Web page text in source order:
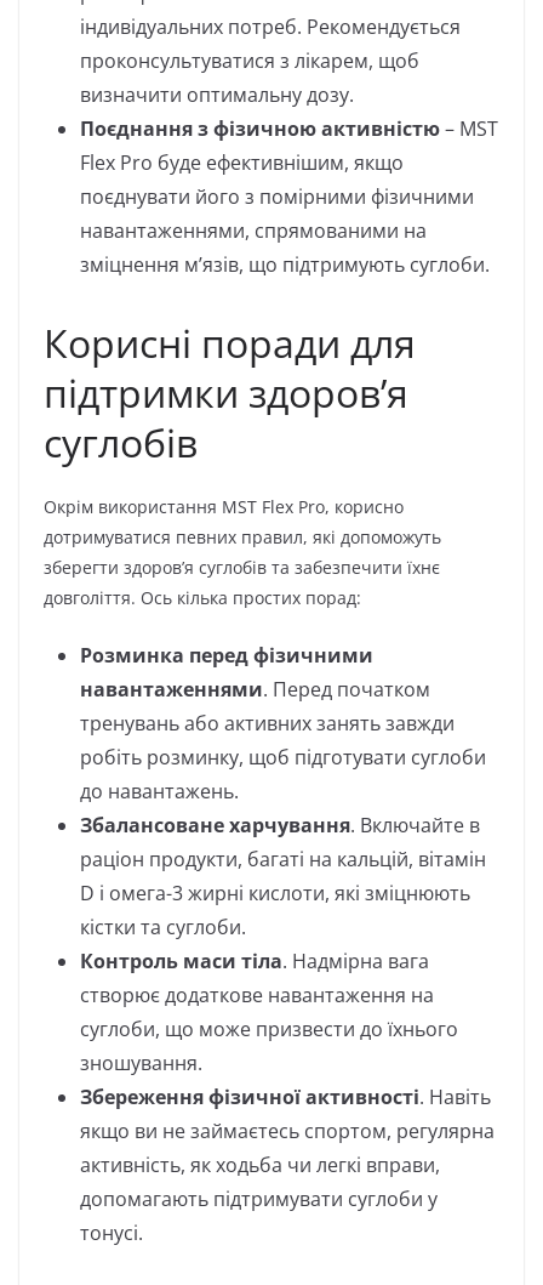
індивідуальних потреб. Рекомендується
проконсультуватися з лікарем, щоб
визначити оптимальну дозу.
Поєднання з фізичною активністю– MST
Flex Pro буде ефективнішим, якщо
поєднувати його з помірними фізичними
навантаженнями, спрямованими на
зміцнення м’язів, що підтримують суглоби.
Корисні поради для
підтримки здоров’я
суглобів
Окрім використання MST Flex Pro, корисно
дотримуватися певних правил, які допоможуть
зберегти здоров’я суглобів та забезпечити їхнє
довголіття. Ось кілька простих порад:
Розминка перед фізичними
навантаженнями. Перед початком
тренувань або активних занять завжди
робіть розминку, щоб підготувати суглоби
до навантажень.
Збалансоване харчування. Включайте в
раціон продукти, багаті на кальцій, вітамін
D і омега-3 жирні кислоти, які зміцнюють
кістки та суглоби.
Контроль маси тіла. Надмірна вага
створює додаткове навантаження на
суглоби, що може призвести до їхнього
зношування.
Збереження фізичної активності. Навіть
якщо ви не займаєтесь спортом, регулярна
активність, як ходьба чи легкі вправи,
допомагають підтримувати суглоби у
тонусі.